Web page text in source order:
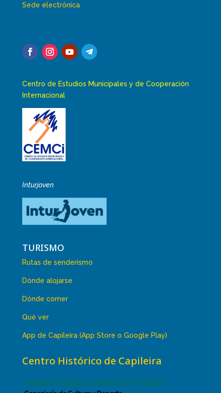
Sede electrónica
Centro de Estudios Municipales y de Cooperación
Internacional
Inturjoven
TURISMO
Rutas de senderismo
Dónde alojarse
Dónde comer
Qué ver
App de Capileira (App Store o Google Play)
Centro Histórico de Capileira